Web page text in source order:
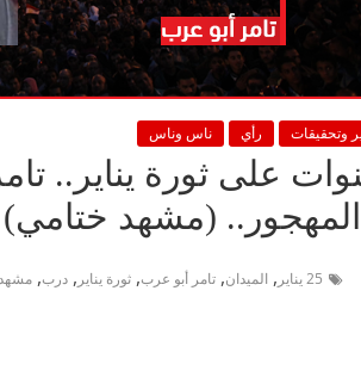
وتحقيقات رأي ناس وناس
على ثورة يناير..
المهجور.. (مشهد ختامي)
25 يناير , الميدان, تامر أبو عرب, ثورة يناير , درب,